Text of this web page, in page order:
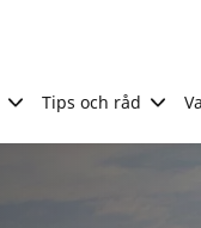
Tips och råd